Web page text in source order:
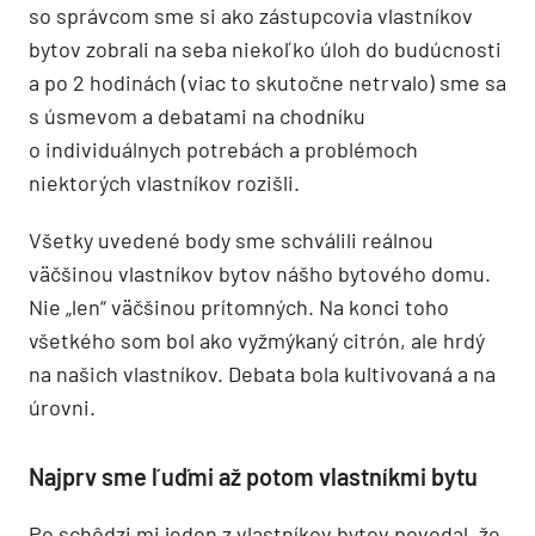
so správcom sme si ako zástupcovia vlastníkov
bytov zobrali na seba niekoľko úloh do budúcnosti
a po 2 hodinách (viac to skutočne netrvalo) sme sa
s úsmevom a debatami na chodníku
o individuálnych potrebách a problémoch
niektorých vlastníkov rozišli.
Všetky uvedené body sme schválili reálnou
väčšinou vlastníkov bytov nášho bytového domu.
Nie „len“ väčšinou prítomných. Na konci toho
všetkého som bol ako vyžmýkaný citrón, ale hrdý
na našich vlastníkov. Debata bola kultivovaná a na
úrovni.
Najprv sme ľuďmi až potom vlastníkmi bytu